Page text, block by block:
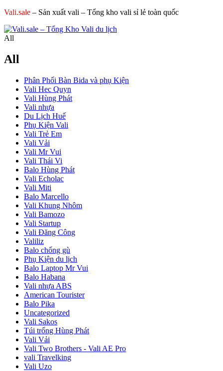
Vali.sale – Sản xuất vali – Tổng kho vali sỉ lẻ toàn quốc
All
All
Phân Phối Bàn Bida và phụ Kiện
Vali Hec Quyn
Vali Hùng Phát
Vali nhựa
Du Lịch Huế
Phụ Kiện Vali
Vali Trẻ Em
Vali Vải
Vali Mr Vui
Vali Thái Vi
Balo Hùng Phát
Vali Echolac
Vali Miti
Balo Marcello
Vali Khung Nhôm
Vali Bamozo
Vali Startup
Vali Đăng Công
Valiliz
Balo chống gù
Phụ Kiện du lịch
Balo Laptop Mr Vui
Balo Habana
Vali nhựa ABS
American Tourister
Balo Pika
Uncategorized
Vali Sakos
Túi trống Hùng Phát
Vali Vải
Vali Two Brothers - Vali AE Pro
vali Travelking
Vali Uzo